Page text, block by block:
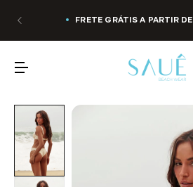
FRETE GRÁTIS A PARTIR DE